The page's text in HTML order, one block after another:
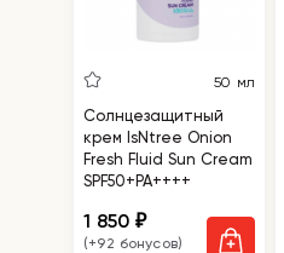
50 мл
Солнцезащитный
крем IsNtree Onion
Fresh Fluid Sun Cream
SPF50+PA++++
1 850₽
(+92 бонусов)